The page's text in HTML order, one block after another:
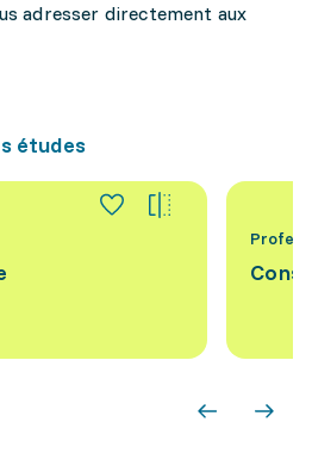
adresser directement aux
études